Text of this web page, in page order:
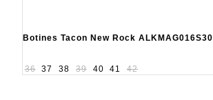
Botines Tacon New Rock ALKMAG016S30
36 37 38 39 40 41 42